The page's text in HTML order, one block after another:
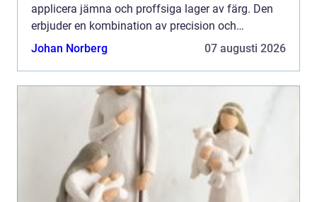
applicera jämna och proffsiga lager av färg. Den
erbjuder en kombination av precision och
effektivitet som få andra metoder ka...
Johan Norberg 07 augusti 2026